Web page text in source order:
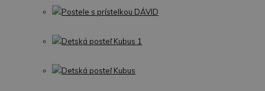
Postele s prístelkou DÁVID
Detská posteľ Kubus 1
Detská posteľ Kubus